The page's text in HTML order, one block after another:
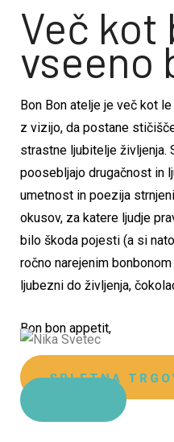
Več kot
vseeno
Bon Bon atelje je več kot
z vizijo, da postane
strastne ljubitelje življenja.
poosebljajo drugačnost in
umetnost in poezija
okusov, za katere ljudje
bilo škoda pojesti (a si
ročno narejenim
ljubezni do življenja,
Bon bon appetit,
SPLETNA